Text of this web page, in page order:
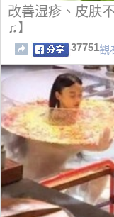
改善湿疹、皮肤
♫】
37751觀